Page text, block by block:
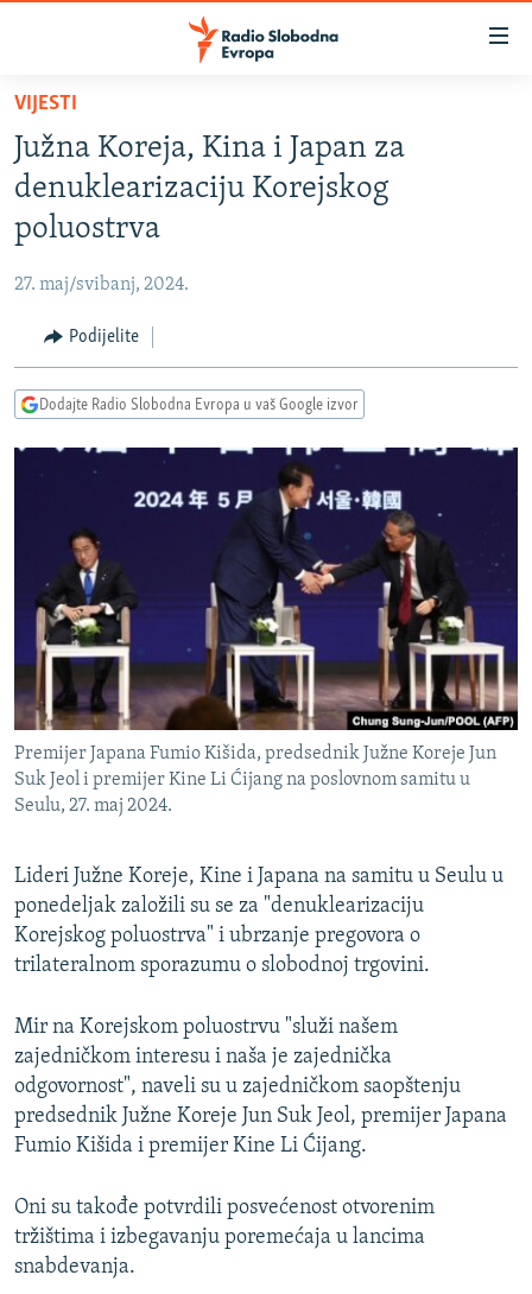
Pređite
glavni
sadržaj
Pređite
na
glavnu
navigaciju
Pređite
na
pretragu
BOSNA I HERCEGOVINA
SRBIJA
CRNA GORA
VIZUELNO
INFOGRAFIKE
RAT U UKRAJINI
KINA NA BALKANU
RSE PRIČE IZ SVIJETA
ISPRIČAJ MI
DNEVNO@RSE
SPECIJALI RSE
VIŠE OD NASLOVA
GENOCID U SREBRENICI
POPLAVE I KLIZIŠTA U BIH 2024.
TV LIBERTY
MOJA EVROPA
TRI DECENIJE OD RATA U BIH
SVE KARTE DEJTONA
NASTANAK I RASPAD JUGOSLAVIJE
PRATITE NAS
Sve RFE/RL stranice
VIJESTI
Južna Koreja, Kina i Japan za
denuklearizaciju Korejskog
poluostrva
27. maj/svibanj, 2024.
Podijelite
Dodajte Radio Slobodna Evropa u vaš Google izvor
Premijer Japana Fumio Kišida, predsednik Južne Koreje Jun
Suk Jeol i premijer Kine Li Ćijang na poslovnom samitu u
Seulu, 27. maj 2024.
Lideri Južne Koreje, Kine i Japana na samitu u Seulu u
ponedeljak založili su se za "denuklearizaciju
Korejskog poluostrva" i ubrzanje pregovora o
trilateralnom sporazumu o slobodnoj trgovini.
Mir na Korejskom poluostrvu "služi našem
zajedničkom interesu i naša je zajednička
odgovornost", naveli su u zajedničkom saopštenju
predsednik Južne Koreje Jun Suk Jeol, premijer Japana
Fumio Kišida i premijer Kine Li Ćijang.
Oni su takođe potvrdili posvećenost otvorenim
tržištima i izbegavanju poremećaja u lancima
snabdevanja.